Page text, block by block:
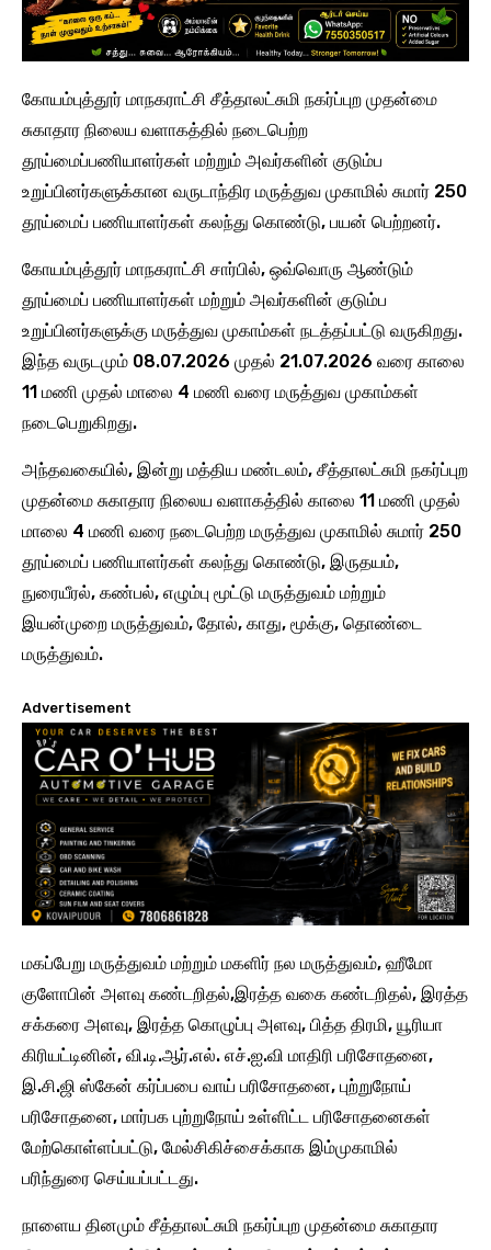
கோயம்புத்தூர் மாநகராட்சி சீத்தாலட்சுமி நகர்ப்புற முதன்மை
சுகாதார நிலைய வளாகத்தில் நடைபெற்ற
தூய்மைப்பணியாளர்கள் மற்றும் அவர்களின் குடும்ப
உறுப்பினர்களுக்கான வருடாந்திர மருத்துவ முகாமில் சுமார் 250
தூய்மைப் பணியாளர்கள் கலந்து கொண்டு, பயன் பெற்றனர்.
கோயம்புத்தூர் மாநகராட்சி சார்பில், ஒவ்வொரு ஆண்டும்
தூய்மைப் பணியாளர்கள் மற்றும் அவர்களின் குடும்ப
உறுப்பினர்களுக்கு மருத்துவ முகாம்கள் நடத்தப்பட்டு வருகிறது.
இந்த வருடமும் 08.07.2026 முதல் 21.07.2026 வரை காலை
11 மணி முதல் மாலை 4 மணி வரை மருத்துவ முகாம்கள்
நடைபெறுகிறது.
அந்தவகையில், இன்று மத்திய மண்டலம், சீத்தாலட்சுமி நகர்ப்புற
முதன்மை சுகாதார நிலைய வளாகத்தில் காலை 11 மணி முதல்
மாலை 4 மணி வரை நடைபெற்ற மருத்துவ முகாமில் சுமார் 250
தூய்மைப் பணியாளர்கள் கலந்து கொண்டு, இருதயம்,
நுரையீரல், கண்பல், எழும்பு மூட்டு மருத்துவம் மற்றும்
இயன்முறை மருத்துவம், தோல், காது, மூக்கு, தொண்டை
மருத்துவம்.
Advertisement
மகப்பேறு மருத்துவம் மற்றும் மகளிர் நல மருத்துவம், ஹீமோ
குளோபின் அளவு கண்டறிதல்,இரத்த வகை கண்டறிதல், இரத்த
சக்கரை அளவு, இரத்த கொழுப்பு அளவு, பித்த திரமி, யூரியா
கிரியட்டினின், வி.டி.ஆர்.எல். எச்.ஐ.வி மாதிரி பரிசோதனை,
இ.சி.ஜி ஸ்கேன் கர்ப்பபை வாய் பரிசோதனை, புற்றுநோய்
பரிசோதனை, மார்பக புற்றுநோய் உள்ளிட்ட பரிசோதனைகள்
மேற்கொள்ளப்பட்டு, மேல்சிகிச்சைக்காக இம்முகாமில்
பரிந்துரை செய்யப்பட்டது.
நாளைய தினமும் சீத்தாலட்சுமி நகர்ப்புற முதன்மை சுகாதார